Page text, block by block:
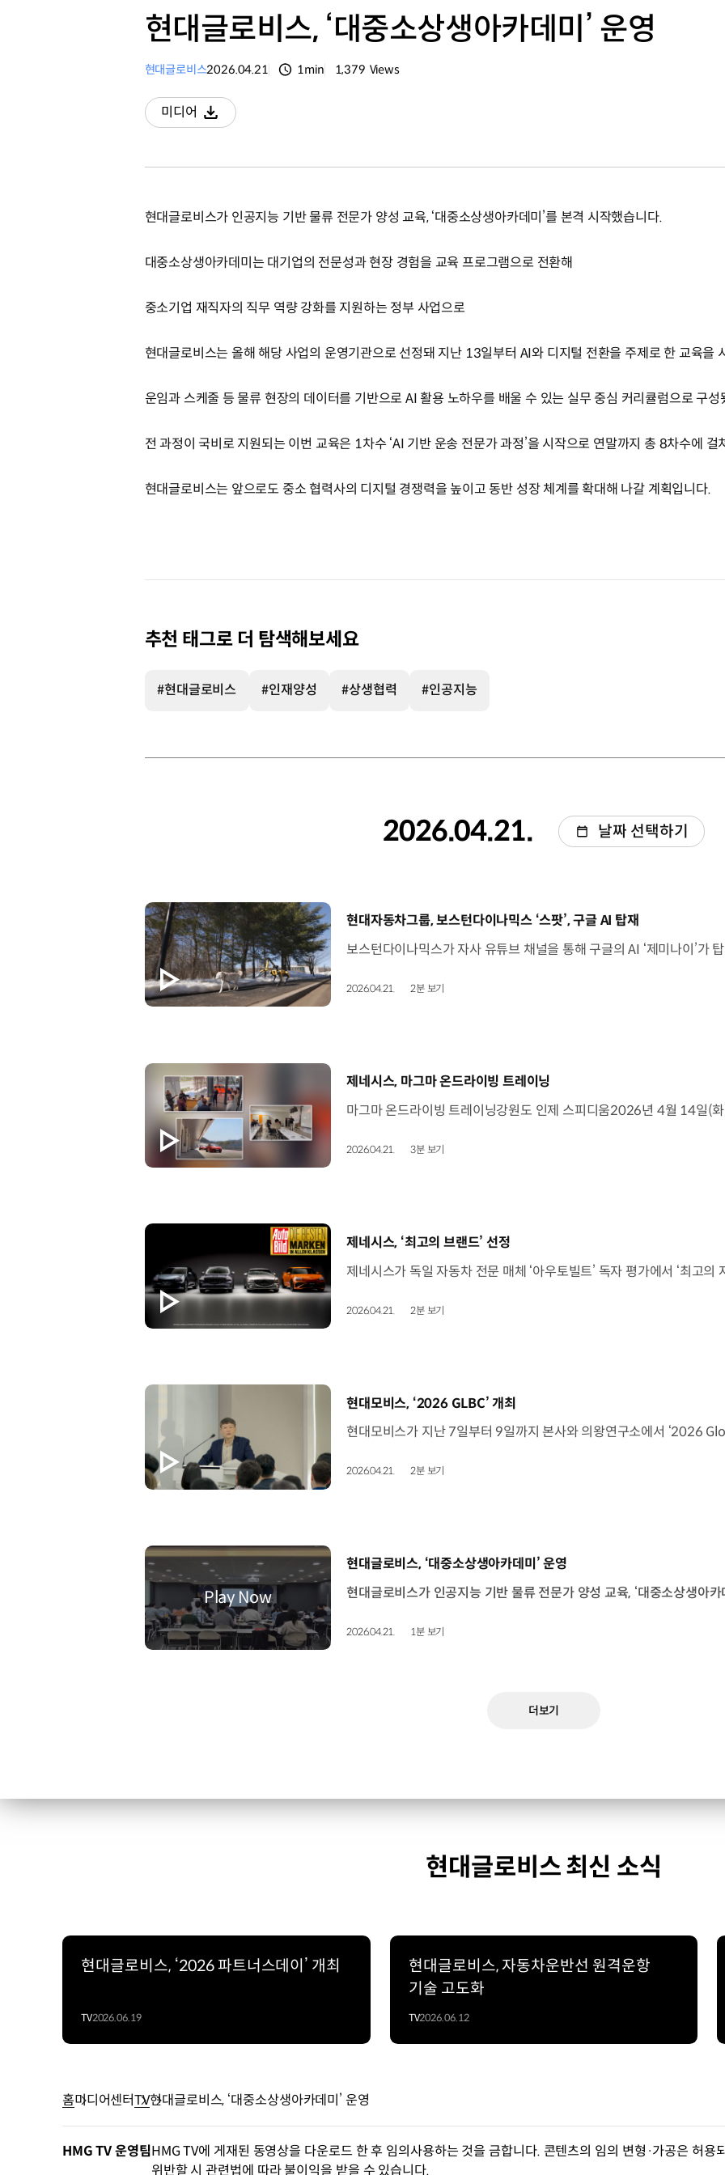
현대글로비스, ‘대중소상생아카데미’ 운영
현대글로비스2026.04.21 1min 1,379 Views
미디어
다운로드
현대글로비스가 인공지능 기반 물류 전문가 양성 교육, ‘대중소상생아카데미’를 본격 시작했습니다.
대중소상생아카데미는 대기업의 전문성과 현장 경험을 교육 프로그램으로 전환해
중소기업 재직자의 직무 역량 강화를 지원하는 정부 사업으로
현대글로비스는 올해 해당 사업의 운영기관으로 선정돼 지난 13일부터 AI와 디지털 전환을 주제로 한 교육을
운임과 스케줄 등 물류 현장의 데이터를 기반으로 AI 활용 노하우를 배울 수 있는 실무 중심 커리큘럼으로 구성
전 과정이 국비로 지원되는 이번 교육은 1차수 ‘AI 기반 운송 전문가 과정’을 시작으로 연말까지 총 8차수에
현대글로비스는 앞으로도 중소 협력사의 디지털 경쟁력을 높이고 동반 성장 체계를 확대해 나갈 계획입니다.
추천 태그로 더 탐색해보세요
#현대글로비스 #인재양성 #상생협력 #인공지능
2026.04.21. 날짜 선택하기
[동영상]
현대자동차그룹, 보스턴다이나믹스 ‘스팟’, 구글 AI 탑재
2026.04.21. 2분 보기
[동영상]
제네시스, 마그마 온드라이빙 트레이닝
2026.04.21. 3분 보기
[동영상]
제네시스, ‘최고의 브랜드’ 선정
2026.04.21. 2분 보기
[동영상]
현대모비스, ‘2026 GLBC’ 개최
2026.04.21. 2분 보기
[동영상]
현대글로비스, ‘대중소상생아카데미’ 운영
2026.04.21. 1분 보기
더보기
현대글로비스 최신 소식
현대글로비스, ‘2026 파트너스데이’ 개최
TV2026.06.19
현대글로비스, 자동차운반선 원격운항
기술 고도화
TV2026.06.12
홈미디어센터TV현대글로비스, ‘대중소상생아카데미’ 운영
HMG TV 운영팀HMG TV에 게재된 동영상을 다운로드 한 후 임의사용하는 것을 금합니다. 콘텐츠의 임의 변형·가공은 허
위반할 시 관련법에 따라 불이익을 받을 수 있습니다.